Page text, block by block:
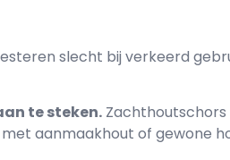
slecht bij verkeerd
te steken.
aanmaakhout of gewone